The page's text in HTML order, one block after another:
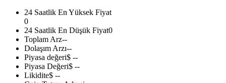
24 Saatlik En Yüksek Fiyat
0
24 Saatlik En Düşük Fiyat0
Toplam Arz--
Dolaşım Arzı--
Piyasa değeri$ --
Piyasa Değeri$ --
Likidite$ --